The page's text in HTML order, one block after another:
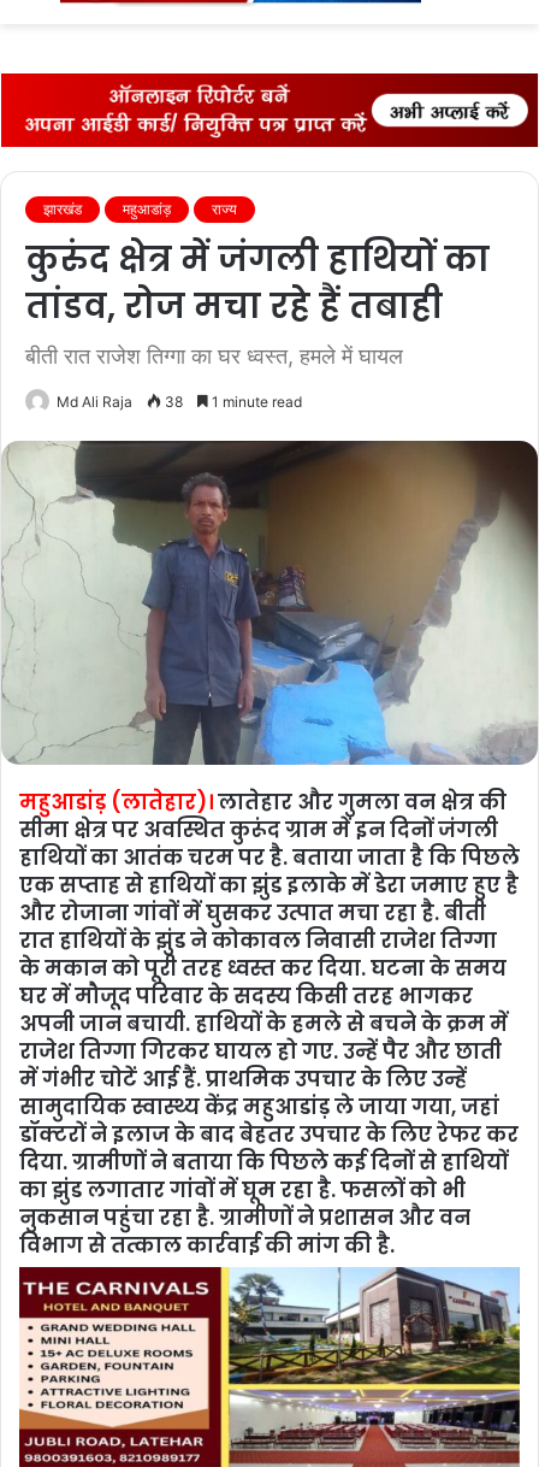
झारखंड महुआडांड़ राज्‍य
कुरुंद क्षेत्र में जंगली हाथियों का
तांडव, रोज मचा रहे हैं तबाही
बीती रात राजेश तिग्गा का घर ध्वस्त, हमले में घायल
Md Ali Raja 38 1 minute read
महुआडांड़ (लातेहार)।लातेहार और गुमला वन क्षेत्र की
सीमा क्षेत्र पर अवस्थित कुरूंद ग्राम में इन दिनों जंगली
हाथियों का आतंक चरम पर है. बताया जाता है कि पिछले
एक सप्ताह से हाथियों का झुंड इलाके में डेरा जमाए हुए है
और रोजाना गांवों में घुसकर उत्पात मचा रहा है. बीती
रात हाथियों के झुंड ने कोकावल निवासी राजेश तिग्गा
के मकान को पूरी तरह ध्वस्त कर दिया. घटना के समय
घर में मौजूद परिवार के सदस्य किसी तरह भागकर
अपनी जान बचायी. हाथियों के हमले से बचने के क्रम में
राजेश तिग्गा गिरकर घायल हो गए. उन्हें पैर और छाती
में गंभीर चोटें आई हैं. प्राथमिक उपचार के लिए उन्हें
सामुदायिक स्वास्थ्य केंद्र महुआडांड़ ले जाया गया, जहां
डॉक्टरों ने इलाज के बाद बेहतर उपचार के लिए रेफर कर
दिया. ग्रामीणों ने बताया कि पिछले कई दिनों से हाथियों
का झुंड लगातार गांवों में घूम रहा है. फसलों को भी
नुकसान पहुंचा रहा है. ग्रामीणों ने प्रशासन और वन
विभाग से तत्काल कार्रवाई की मांग की है.